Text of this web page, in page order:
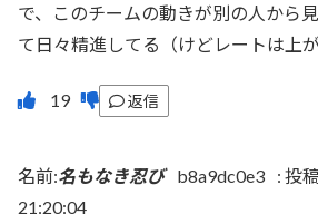
で、このチームの動きが別の人から
て日々精進してる（けどレートは上が
返信
名前:名もなき忍び b8a9dc0e3 : 投
21:20:04